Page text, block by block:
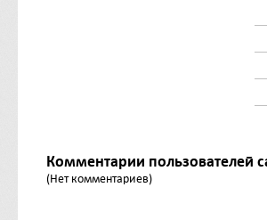
Комментарии пользователей
(Нет комментариев)